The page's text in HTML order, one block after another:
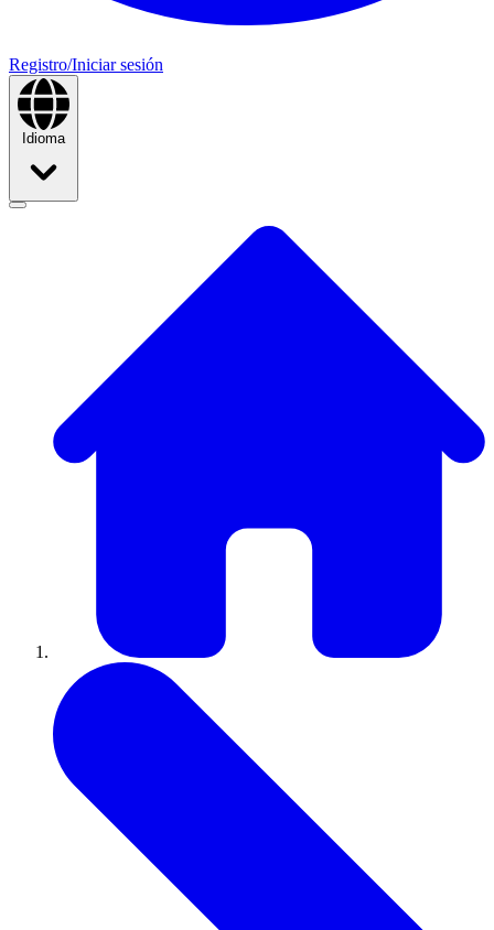
Registro/Iniciar sesión
Idioma